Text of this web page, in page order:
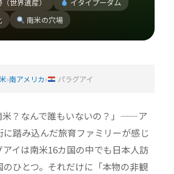
世界遺産）
イタイプーダム
南米の穴場
›南アメリカ› パラグアイ
米？なんで誰もいないの？」——ア
踏み込んだ旅育ファミリーが感じ
イは南米16カ国の中でも日本人訪
ひとつ。それだけに「本物の非観